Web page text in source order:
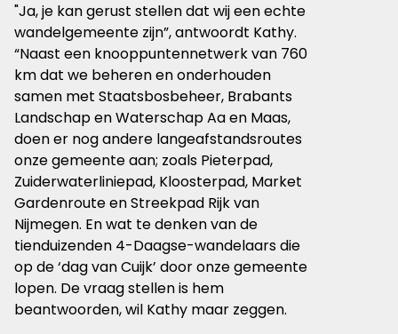
"Ja, je kan gerust stellen dat wij een echte
wandelgemeente zijn”, antwoordt Kathy.
“Naast een knooppuntennetwerk van 760
km dat we beheren en onderhouden
samen met Staatsbosbeheer, Brabants
Landschap en Waterschap Aa en Maas,
doen er nog andere langeafstandsroutes
onze gemeente aan; zoals Pieterpad,
Zuiderwaterliniepad, Kloosterpad, Market
Gardenroute en Streekpad Rijk van
Nijmegen. En wat te denken van de
tienduizenden 4-Daagse-wandelaars die
op de ‘dag van Cuijk’ door onze gemeente
lopen. De vraag stellen is hem
beantwoorden, wil Kathy maar zeggen.